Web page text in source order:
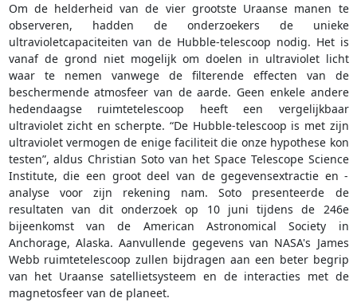
Om de helderheid van de vier grootste Uraanse manen te
observeren, hadden de onderzoekers de unieke
ultravioletcapaciteiten van de Hubble-telescoop nodig. Het is
vanaf de grond niet mogelijk om doelen in ultraviolet licht
waar te nemen vanwege de filterende effecten van de
beschermende atmosfeer van de aarde. Geen enkele andere
hedendaagse ruimtetelescoop heeft een vergelijkbaar
ultraviolet zicht en scherpte. “De Hubble-telescoop is met zijn
ultraviolet vermogen de enige faciliteit die onze hypothese kon
testen”, aldus Christian Soto van het Space Telescope Science
Institute, die een groot deel van de gegevensextractie en -
analyse voor zijn rekening nam. Soto presenteerde de
resultaten van dit onderzoek op 10 juni tijdens de 246e
bijeenkomst van de American Astronomical Society in
Anchorage, Alaska. Aanvullende gegevens van NASA's James
Webb ruimtetelescoop zullen bijdragen aan een beter begrip
van het Uraanse satellietsysteem en de interacties met de
magnetosfeer van de planeet.